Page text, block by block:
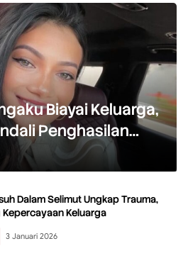
Biayai Keluarga,
Penghasilan
Dalam Selimut Ungkap Trauma,
Keluarga
3 Januari 2026